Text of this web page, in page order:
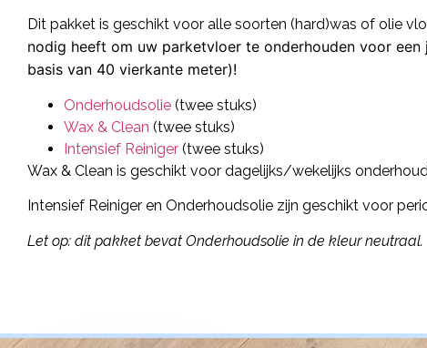
Dit pakket is geschikt voor alle soorten (hard)was of olie
nodig heeft om uw parketvloer te onderhouden voor een
basis van 40 vierkante meter)!
Onderhoudsolie (twee stuks)
Wax & Clean (twee stuks)
Intensief Reiniger (twee stuks)
Wax & Clean is geschikt voor dagelijks/wekelijks
Intensief Reiniger en Onderhoudsolie zijn geschikt voor
Let op: dit pakket bevat Onderhoudsolie in de kleur neutraal.